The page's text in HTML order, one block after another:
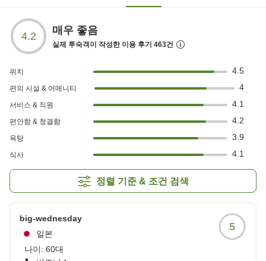
4.2 매우 좋음
실제 투숙객이 작성한 이용 후기 463건
위치 4.5
편의 시설 & 어메니티 4
서비스 & 직원 4.1
편안함 & 청결함 4.2
욕탕 3.9
식사 4.1
정렬 기준 & 조건 검색
big-wednesday
일본
나이: 60대
5